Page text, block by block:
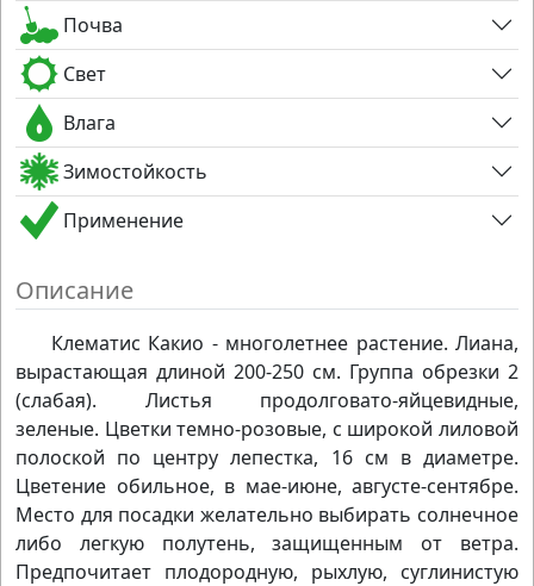
Почва
Свет
Влага
Зимостойкость
Применение
Описание
Клематис Какио - многолетнее растение. Лиана,
вырастающая длиной 200-250 см. Группа обрезки 2
(слабая). Листья продолговато-яйцевидные,
зеленые. Цветки темно-розовые, с широкой лиловой
полоской по центру лепестка, 16 см в диаметре.
Цветение обильное, в мае-июне, августе-сентябре.
Место для посадки желательно выбирать солнечное
либо легкую полутень, защищенным от ветра.
Предпочитает плодородную, рыхлую, суглинистую